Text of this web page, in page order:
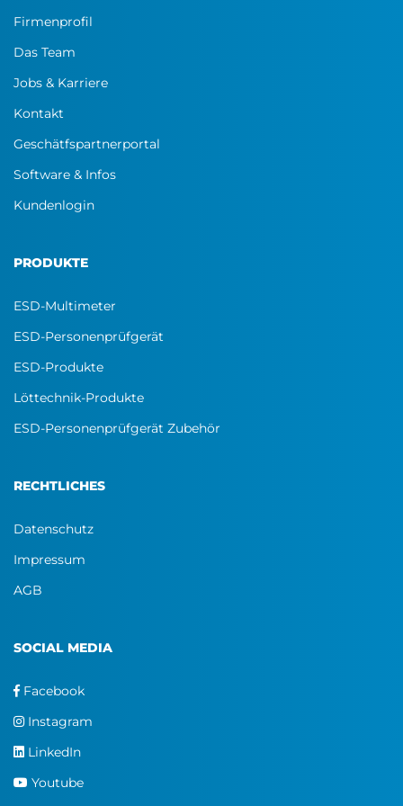
Firmenprofil
Das Team
Jobs & Karriere
Kontakt
Geschätfspartnerportal
Software & Infos
Kundenlogin
PRODUKTE
ESD-Multimeter
ESD-Personenprüfgerät
ESD-Produkte
Löttechnik-Produkte
ESD-Personenprüfgerät Zubehör
RECHTLICHES
Datenschutz
Impressum
AGB
SOCIAL MEDIA
Facebook
Instagram
LinkedIn
Youtube